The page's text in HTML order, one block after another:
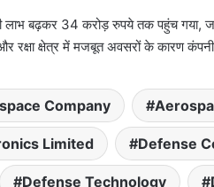
लाभ बढ़कर 34 करोड़ रुपये तक पहुंच
क्षेत्र में मजबूत अवसरों के कारण कंपनी
Company
Limited Defense
Defense Technology